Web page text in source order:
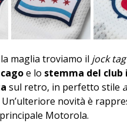
maglia troviamo il jock tag
e lo stemma del club
sul retro, in perfetto stile
novità è
Motorola.